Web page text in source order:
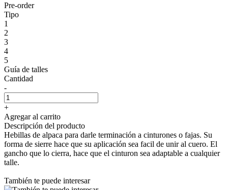
Pre-order
Tipo
1
2
3
4
5
Guía de talles
Cantidad
-
+
Agregar al carrito
Descripción del producto
Hebillas de alpaca para darle terminación a cinturones o fajas. Su
forma de sierre hace que su aplicación sea facil de unir al cuero. El
gancho que lo cierra, hace que el cinturon sea adaptable a cualquier
talle.
También te puede interesar